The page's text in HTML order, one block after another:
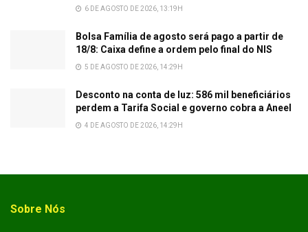
6 DE AGOSTO DE 2026, 13:19H
Bolsa Família de agosto será pago a partir de
18/8: Caixa define a ordem pelo final do NIS
5 DE AGOSTO DE 2026, 14:29H
Desconto na conta de luz: 586 mil beneficiários
perdem a Tarifa Social e governo cobra a Aneel
4 DE AGOSTO DE 2026, 14:29H
Sobre Nós